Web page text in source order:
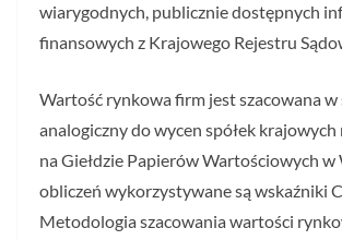
wiarygodnych, publicznie dostępnych
finansowych z Krajowego Rejestru
Wartość rynkowa firm jest szacowana w
analogiczny do wycen spółek
na Giełdzie Papierów Wartościowych w
obliczeń wykorzystywane są wskaźniki
Metodologia szacowania wartości